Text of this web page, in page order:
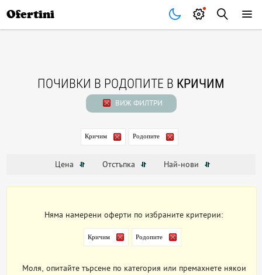
Ofertini
ПОЧИВКИ В РОДОПИТЕ В КРИЧИМ
ВИЖ ФИЛТРИ
Кричим Родопите
Цена Отстъпка Най-нови
Няма намерени оферти по избраните критерии:
Кричим Родопите
Моля, опитайте търсене по категория или премахнете някои